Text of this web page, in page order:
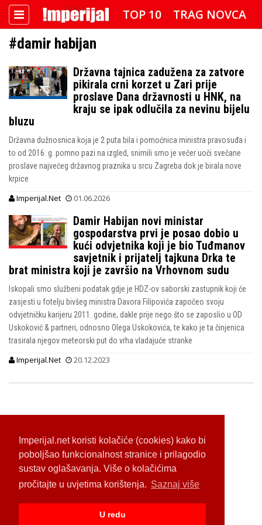
Imperijal.net koristi kolačiće (cookies) kako bi
poboljšao funkcionalnost stranice i prilagodio
sustav oglašavanja. Više o kolačićima
pročitajte u uvjetima korištenja. Saznaj više
U redu
TOP 10
TRAG NOVCA
DETEKTOR
FOTO SPECIJAL
IMPERIJAL VIDEO
RADAR
IMPERIJAL & FREETIME
IMPERIJALOVE POZNATE FACE
#damir habijan
Državna tajnica zadužena za zatvore
pikirala crni korzet u Zari prije
proslave Dana državnosti u HNK, na
kraju se ipak odlučila za nevinu bijelu
bluzu
Državna dužnosnica koja je 2 puta bila i pomoćnica ministra pravosuđa i
to od 2016. g. pomno pazi na izgled, snimili smo je večer uoči svečane
proslave najvećeg državnog praznika u srcu Zagreba dok je birala nove
krpice
Imperijal.Net 01.06.2026
Damir Habijan novi ministar
gospodarstva prvi je posao dobio u
kući odvjetnika koji je bio Tuđmanov
savjetnik i prijatelj tajkuna Drka te
brat ministra koji je završio na Vrhovnom sudu
Iskopali smo službeni podatak gdje je HDZ-ov saborski zastupnik koji će
zasjesti u fotelju bivšeg ministra Davora Filipovića započeo svoju
odvjetničku karijeru 2011. godine, dakle prije nego što se zaposlio u OD
Uskoković & partneri, odnosno Olega Uskokovića, te kako je ta činjenica
trasirala njegov meteorski put do vrha vladajuće stranke
Imperijal.Net 20.12.2023